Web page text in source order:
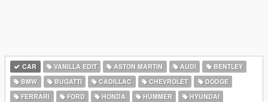
CAR VANILLA EDIT ASTON MARTIN AUDI
BENTLEY
BMW
BUGATTI CADILLAC CHEVROLET
DODGE
FERRARI
FORD HONDA HUMMER
HYUNDAI